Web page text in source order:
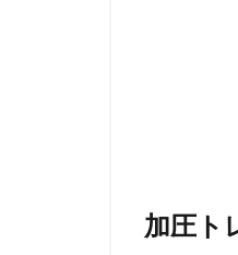
加圧ト